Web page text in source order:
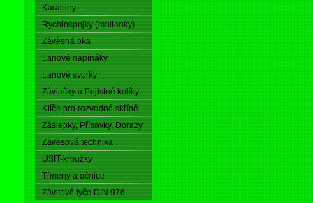
Karabiny
Rychlospojky (mailonky)
Závěsná oka
Lanové napínáky
Lanové svorky
Závlačky a Pojistné kolíky
Klíče pro rozvodné skříně
Záslepky, Přísavky, Dorazy
Závěsová technika
USIT-kroužky
Třmeny a očnice
Závitové tyče DIN 976